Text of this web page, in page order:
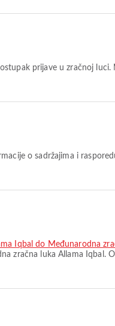
Iqbal do Međunarodna
zračna luka Allama Iqbal.